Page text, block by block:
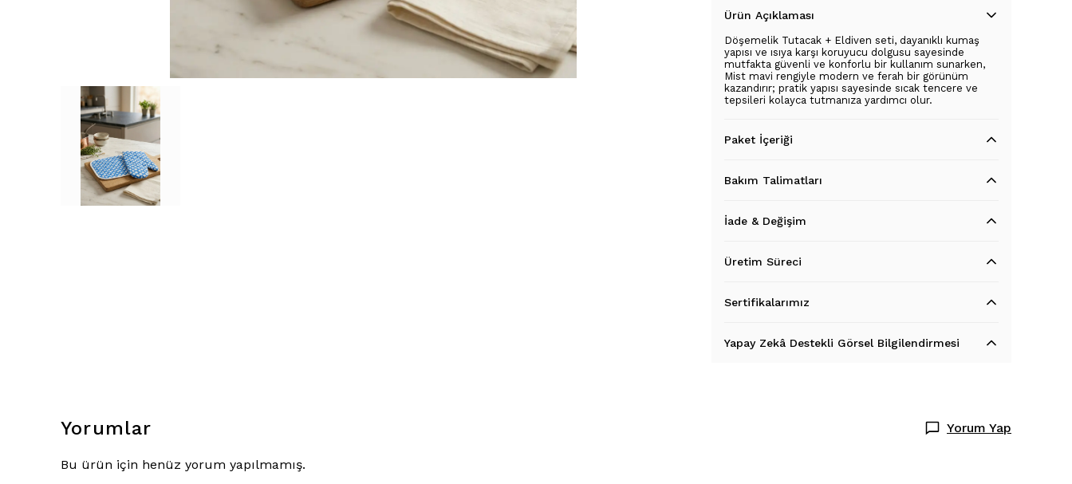
Ürün Açıklaması
Döşemelik Tutacak + Eldiven seti, dayanıklı kumaş
yapısı ve ısıya karşı koruyucu dolgusu sayesinde
mutfakta güvenli ve konforlu bir kullanım sunarken,
Mist mavi rengiyle modern ve ferah bir görünüm
kazandırır; pratik yapısı sayesinde sıcak tencere ve
tepsileri kolayca tutmanıza yardımcı olur.
Paket İçeriği
Bakım Talimatları
İade & Değişim
Üretim Süreci
Sertifikalarımız
Yapay Zekâ Destekli Görsel Bilgilendirmesi
Yorumlar Yorum Yap
Bu ürün için henüz yorum yapılmamış.